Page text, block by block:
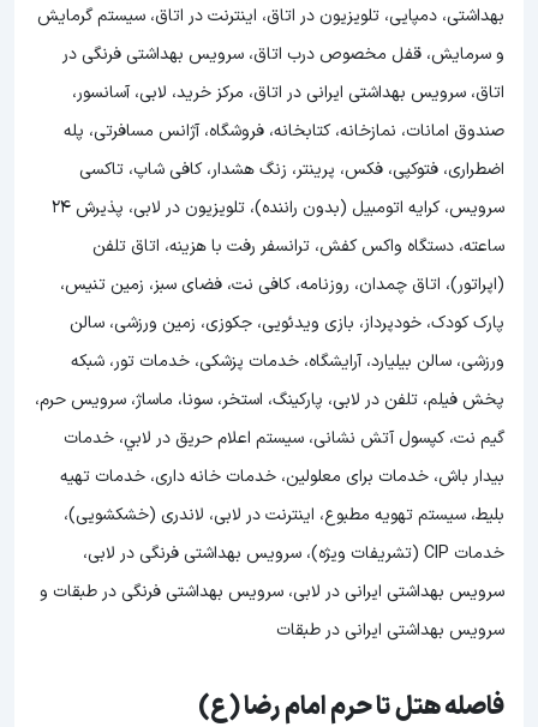
بهداشتی، دمپایی، تلویزیون در اتاق، اینترنت در اتاق، سیستم گرمایش
و سرمایش، قفل مخصوص درب اتاق، سرویس بهداشتی فرنگی در
اتاق، سرویس بهداشتی ایرانی در اتاق، مرکز خرید، لابی، آسانسور،
صندوق امانات، نمازخانه، کتابخانه، فروشگاه، آژانس مسافرتی، پله
اضطراری، فتوکپی، فکس، پرینتر، زنگ هشدار، کافی شاپ، تاکسی
سرویس، کرایه اتومبیل (بدون راننده)، تلویزیون در لابی، پذیرش ۲۴
ساعته، دستگاه واکس کفش، ترانسفر رفت با هزینه، اتاق تلفن
(اپراتور)، اتاق چمدان، روزنامه، کافی نت، فضای سبز، زمین تنیس،
پارک کودک، خودپرداز، بازی ویدئویی، جکوزی، زمین ورزشی، سالن
ورزشی، سالن بیلیارد، آرایشگاه، خدمات پزشکی، خدمات تور، شبکه
پخش فیلم، تلفن در لابی، پارکینگ، استخر، سونا، ماساژ، سرویس حرم،
گیم نت، کپسول آتش نشانی، سیستم اعلام حریق در لابي، خدمات
بیدار باش، خدمات برای معلولین، خدمات خانه داری، خدمات تهیه
بلیط، سیستم تهویه مطبوع، اینترنت در لابی، لاندری (خشکشویی)،
خدمات CIP (تشریفات ویژه)، سرویس بهداشتی فرنگی در لابی،
سرویس بهداشتی ایرانی در لابی، سرویس بهداشتی فرنگی در طبقات و
سرویس بهداشتی ایرانی در طبقات
فاصله هتل تا حرم امام رضا (ع)